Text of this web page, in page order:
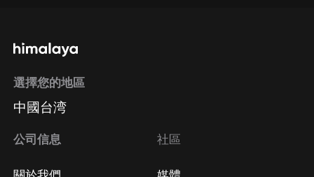
選擇您的地區
中國台湾
公司信息 社區